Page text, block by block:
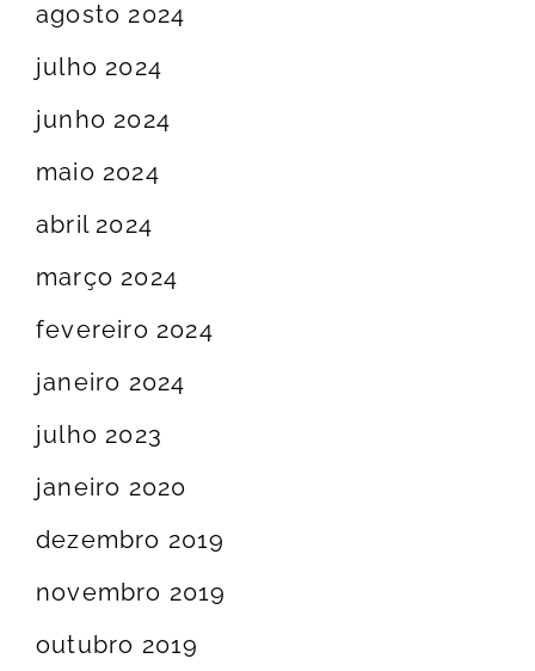
agosto 2024
julho 2024
junho 2024
maio 2024
abril 2024
março 2024
fevereiro 2024
janeiro 2024
julho 2023
janeiro 2020
dezembro 2019
novembro 2019
outubro 2019